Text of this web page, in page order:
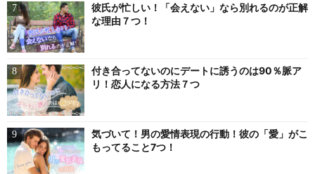
彼氏が忙しい！「会えない」なら別れるのが正解
な理由７つ！
付き合ってないのにデートに誘うのは90％脈ア
リ！恋人になる方法７つ
気づいて！男の愛情表現の行動！彼の「愛」がこ
もってること7つ！